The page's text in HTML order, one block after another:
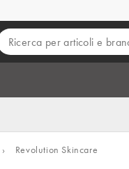
› Revolution Skincare